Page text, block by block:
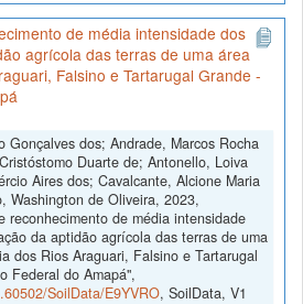
de média intensidade dos
agrícola das terras de uma área
Falsino e Tartarugal Grande -
Gonçalves dos; Andrade, Marcos Rocha
Duarte de; Antonello, Loiva
Aires dos; Cavalcante, Alcione Maria
Washington de Oliveira, 2023,
reconhecimento de média intensidade
da aptidão agrícola das terras de uma
dos Rios Araguari, Falsino e Tartarugal
Federal do Amapá",
SoilData/E9YVRO, SoilData, V1